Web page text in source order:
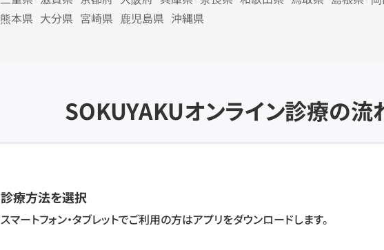
熊本県 大分県 宮崎県 鹿児島県 沖縄県
SOKUYAKUオンライン診療の流
診療方法を選択
スマートフォン・タブレットでご利用の方はアプリをダウンロードします。